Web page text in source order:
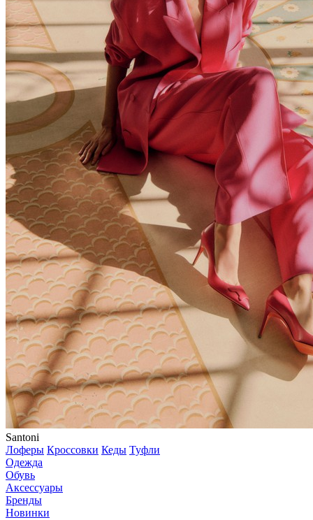
Santoni
Лоферы Кроссовки Кеды Туфли
Одежда
Обувь
Аксессуары
Бренды
Новинки